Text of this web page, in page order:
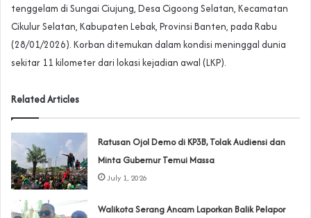
tenggelam di Sungai Ciujung, Desa Cigoong Selatan, Kecamatan
Cikulur Selatan, Kabupaten Lebak, Provinsi Banten, pada Rabu
(28/01/2026). Korban ditemukan dalam kondisi meninggal dunia
sekitar 11 kilometer dari lokasi kejadian awal (LKP).
Related Articles
‎Ratusan Ojol Demo di KP3B, Tolak Audiensi dan
Minta Gubernur Temui Massa
July 1, 2026
Walikota Serang Ancam Laporkan Balik Pelapor